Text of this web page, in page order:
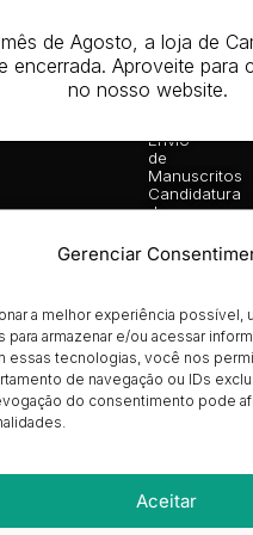
Gerenciar
a melhor experiência possível,
para armazenar e/ou acessar
essas tecnologias, você nos
de navegação ou IDs
do consentimento pode
Aceitar
info@poetsandragons.com
Eventos
Prémio
Ulysses
Sobre
Envio
de
Manuscritos
Candidatura
de
Registo
de
de Agosto, a loja de
encerrada. Aproveite para
no nosso website.